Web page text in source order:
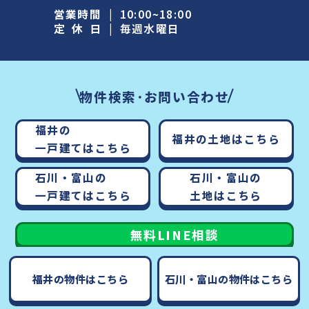
営業時間 |
10:00~18:00
定休日
| 毎週水曜日
物件検索･お問い合わせ
福井の
一戸建てはこちら
福井の土地はこちら
石川・富山の
一戸建てはこちら
石川・富山の
土地はこちら
無料LINE相談
copyright © すまいコネクト 2025
福井の物件はこちら 石川・富山の物件はこちら